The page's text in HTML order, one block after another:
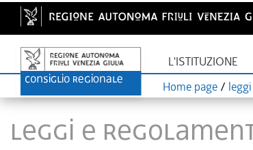
L'ISTITUZIONE
Home page /
LEGGI E